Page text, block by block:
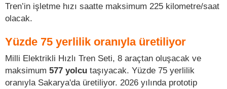
Tren’in işletme hızı saatte maksimum 225 kilometre/saat
olacak.
Yüzde 75 yerlilik oranıyla üretiliyor
Milli Elektrikli Hızlı Tren Seti, 8 araçtan oluşacak ve
maksimum 577 yolcu taşıyacak. Yüzde 75 yerlilik
oranıyla Sakarya'da üretiliyor. 2026 yılında prototip